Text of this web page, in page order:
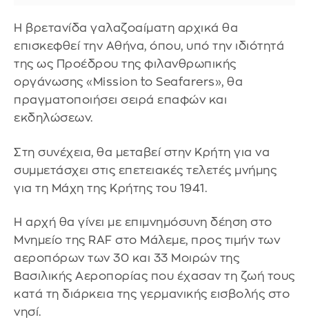
Η βρετανίδα γαλαζοαίματη αρχικά θα
επισκεφθεί την Αθήνα, όπου, υπό την ιδιότητά
της ως Προέδρου της φιλανθρωπικής
οργάνωσης «Mission to Seafarers», θα
πραγματοποιήσει σειρά επαφών και
εκδηλώσεων.
Στη συνέχεια, θα μεταβεί στην Κρήτη για να
συμμετάσχει στις επετειακές τελετές μνήμης
για τη Μάχη της Κρήτης του 1941.
Η αρχή θα γίνει με επιμνημόσυνη δέηση στο
Μνημείο της RAF στο Μάλεμε, προς τιμήν των
αεροπόρων των 30 και 33 Μοιρών της
Βασιλικής Αεροπορίας που έχασαν τη ζωή τους
κατά τη διάρκεια της γερμανικής εισβολής στο
νησί.